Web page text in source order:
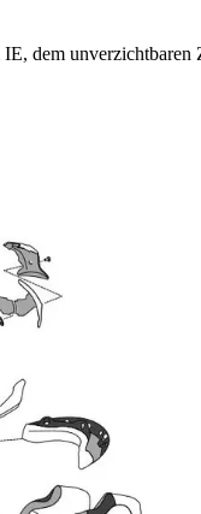
dem unverzichtbaren